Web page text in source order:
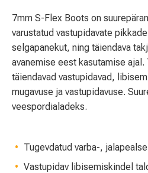
7mm S-Flex Boots on
varustatud vastupidavate
selgapanekut, ning täiendava
avanemise eest kasutamise
täiendavad vastupidavad,
mugavuse ja vastupidavuse.
veespordialadeks.
Tugevdatud varba-,
Vastupidav libisemiskindel